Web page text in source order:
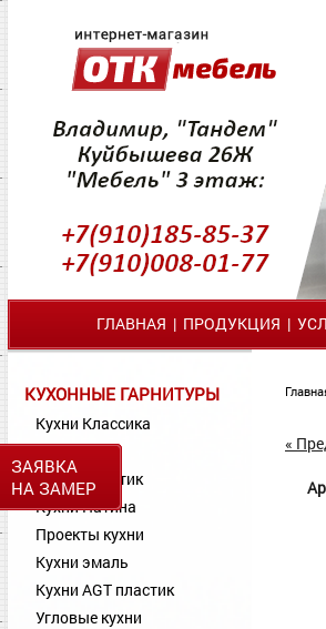
ЗАЯВКА
НА ЗАМЕР
ГЛАВНАЯ | ПРОДУКЦИЯ |
КУХОННЫЕ ГАРНИТУРЫ
Кухни Классика
Кухни МДФ
Кухни Пластик
Кухни Патина
Проекты кухни
Кухни эмаль
Кухни AGT пластик
Угловые кухни
«